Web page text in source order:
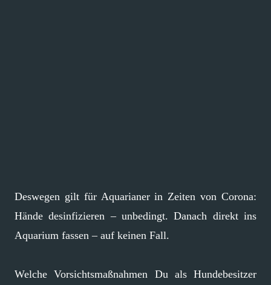
Deswegen gilt für Aquarianer in Zeiten von Corona:
Hände desinfizieren – unbedingt. Danach direkt ins
Aquarium fassen – auf keinen Fall.
Welche Vorsichtsmaßnahmen Du als Hundebesitzer